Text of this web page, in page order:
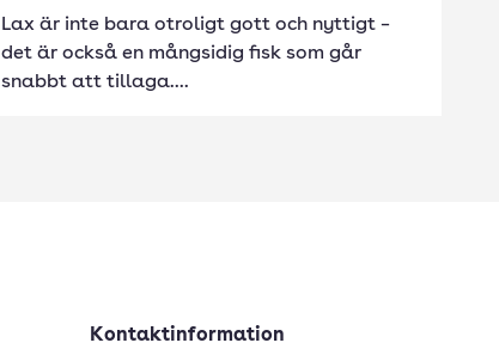
Lax är inte bara otroligt gott och nyttigt –
det är också en mångsidig fisk som går
snabbt att tillaga....
Kontaktinformation